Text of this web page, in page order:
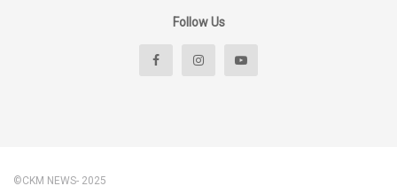
Follow Us
©CKM NEWS- 2025